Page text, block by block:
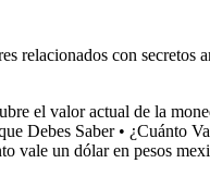
con secretos
el valor actual de la
Debes Saber• ¿Cuánto
vale un dólar en pesos